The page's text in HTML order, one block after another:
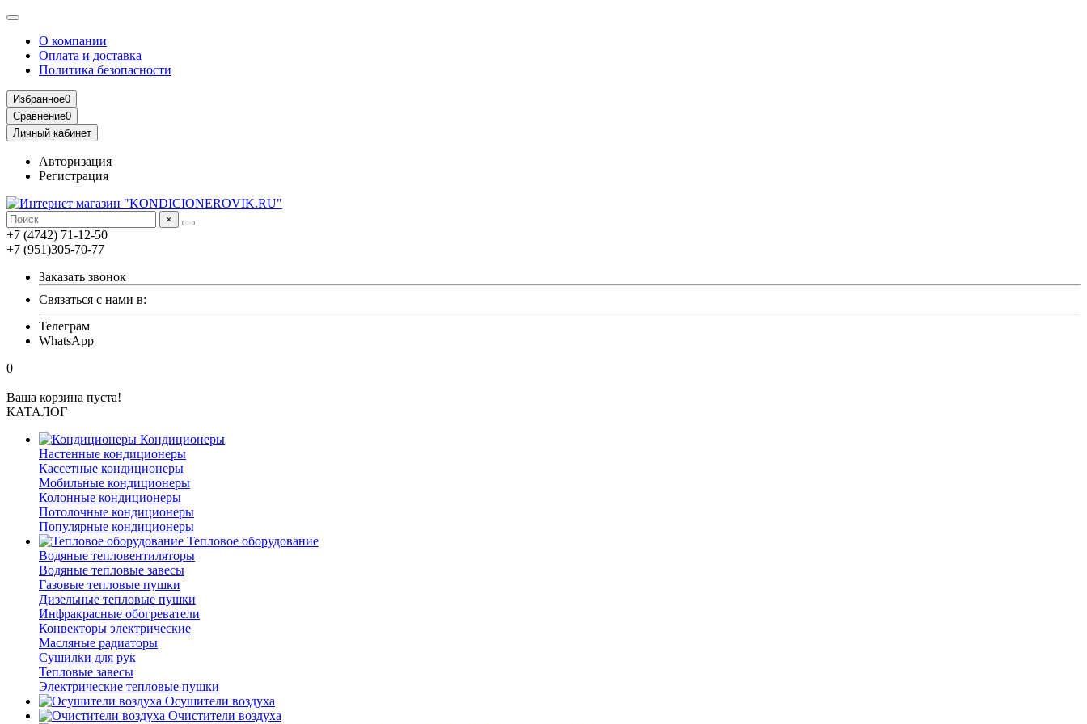
О компании
Оплата и доставка
Политика безопасности
Избранное0
Сравнение0
Личный кабинет
Авторизация
Регистрация
×
+7 (4742) 71-12-50
+7 (951)305-70-77
Заказать звонок
Связаться с нами в:
Телеграм
WhatsApp
0
Ваша корзина пуста!
КАТАЛОГ
Кондиционеры
Настенные кондиционеры
Кассетные кондиционеры
Мобильные кондиционеры
Колонные кондиционеры
Потолочные кондиционеры
Популярные кондиционеры
Тепловое оборудование
Водяные тепловентиляторы
Водяные тепловые завесы
Газовые тепловые пушки
Дизельные тепловые пушки
Инфракрасные обогреватели
Конвекторы электрические
Масляные радиаторы
Сушилки для рук
Тепловые завесы
Электрические тепловые пушки
Осушители воздуха
Очистители воздуха